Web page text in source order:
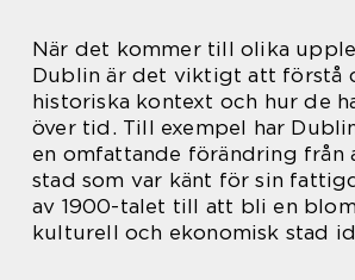
När det kommer till olika
Dublin är det viktigt att förstå
historiska kontext och hur de
över tid. Till exempel har
en omfattande förändring från
stad som var känt för sin
av 1900-talet till att bli en
kulturell och ekonomisk stad